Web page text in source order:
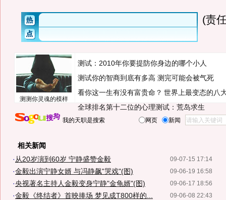
(责
测测你灵魂的模样
测试：2010年你要提防你身边的哪个小人
测试你的智商到底有多高 测完可能会被气死
看你这一生有没有富贵命？ 世界上最变态的八
全球排名第十二位的心理测试：荒岛求生
我的天职是搜索 网页 新闻
相关新闻
09-07-15 17:14
· 从20岁演到60岁 宁静盛赞金毅
09-06-19 16:58
·金毅出演宁静女婿 与冯静飙"哭戏"(图)
09-06-17 18:56
·央视著名主持人金毅变身宁静"金龟婿"(图)
09-06-08 22:43
·金毅《终结者》首映捧场 梦见成T800样的...